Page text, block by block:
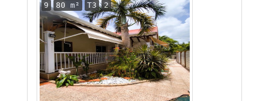
9 80 m² T3 2